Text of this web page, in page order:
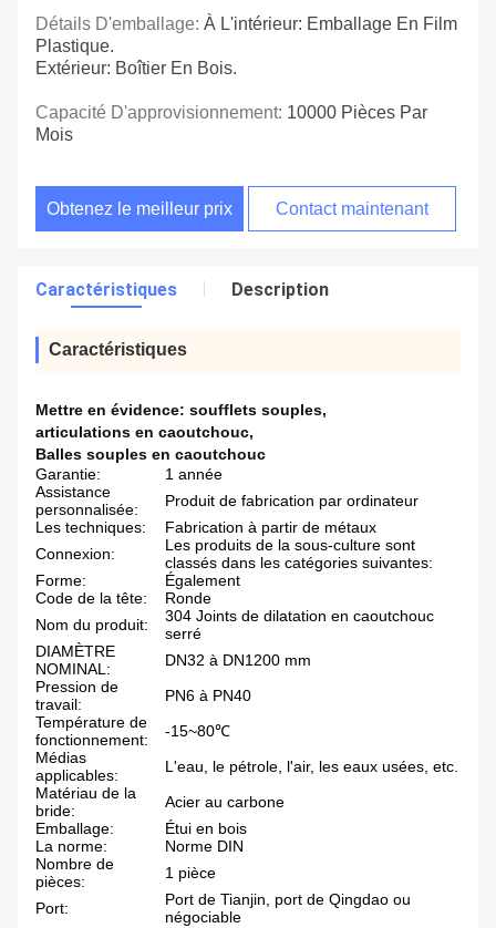
Détails D'emballage: À L'intérieur: Emballage En Film
Plastique.
Extérieur: Boîtier En Bois.
Capacité D'approvisionnement: 10000 Pièces Par
Mois
Obtenez le meilleur prix Contact maintenant
Caractéristiques Description
Caractéristiques
Mettre en évidence: soufflets souples,
articulations en caoutchouc,
Balles souples en caoutchouc
Garantie:
1 année
Assistance
personnalisée:
Produit de fabrication par ordinateur
Les techniques:
Fabrication à partir de métaux
Connexion:
Les produits de la sous-culture sont
classés dans les catégories suivantes:
Forme:
Également
Code de la tête:
Ronde
Nom du produit:
304 Joints de dilatation en caoutchouc
serré
DIAMÈTRE
NOMINAL:
DN32 à DN1200 mm
Pression de
travail:
PN6 à PN40
Température de
fonctionnement:
-15~80℃
Médias
applicables:
L'eau, le pétrole, l'air, les eaux usées, etc.
Matériau de la
bride:
Acier au carbone
Emballage:
Étui en bois
La norme:
Norme DIN
Nombre de
pièces:
1 pièce
Port:
Port de Tianjin, port de Qingdao ou
négociable